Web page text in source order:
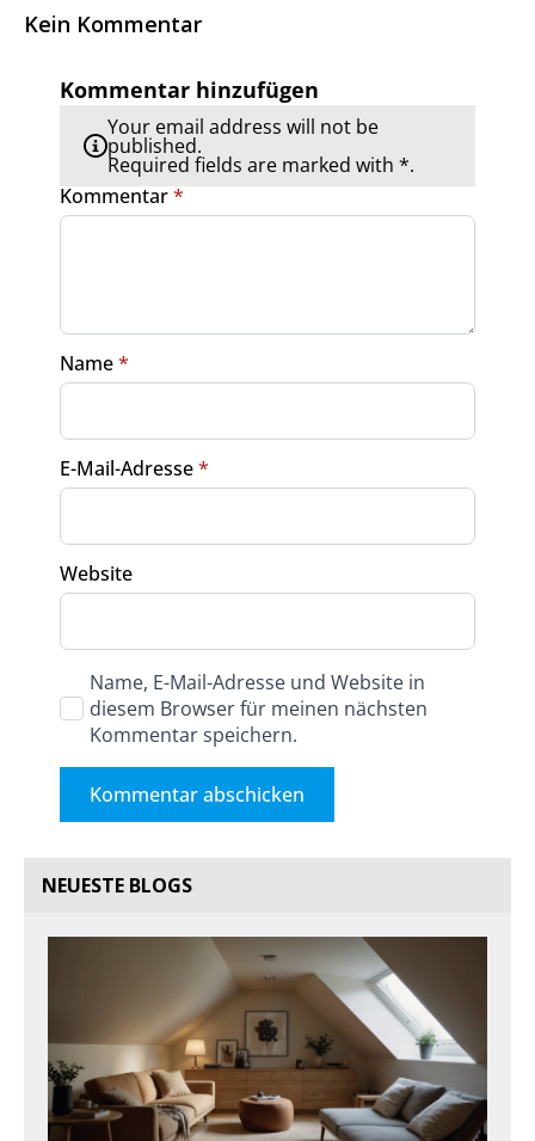
Kein Kommentar
Kommentar hinzufügen
Your email address will not be
published.
Required fields are marked with *.
Kommentar*
Name*
E-Mail-Adresse*
Website
Name, E-Mail-Adresse und Website in
diesem Browser für meinen nächsten
Kommentar speichern.
NEUESTE BLOGS